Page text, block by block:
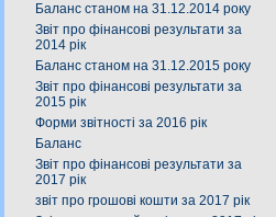
Баланс станом на 31.12.2014 року
Звіт про фінансові результати за
2014 рік
Баланс станом на 31.12.2015 року
Звіт про фінансові результати за
2015 рік
Форми звітності за 2016 рік
Баланс
Звіт про фінансові результати за
2017 рік
звіт про грошові кошти за 2017 рік